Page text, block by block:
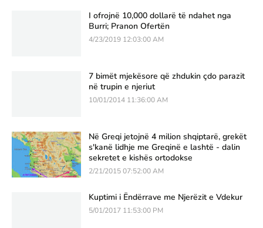
I ofrojnë 10,000 dollarë të ndahet nga
Burri; Pranon Ofertën
4/23/2019 12:03:00 AM
7 bimët mjekësore që zhdukin çdo parazit
në trupin e njeriut
10/01/2014 11:36:00 AM
Në Greqi jetojnë 4 milion shqiptarë, grekët
s'kanë lidhje me Greqinë e lashtë - dalin
sekretet e kishës ortodokse
2/21/2015 07:52:00 AM
Kuptimi i Ëndërrave me Njerëzit e Vdekur
5/01/2017 11:53:00 PM